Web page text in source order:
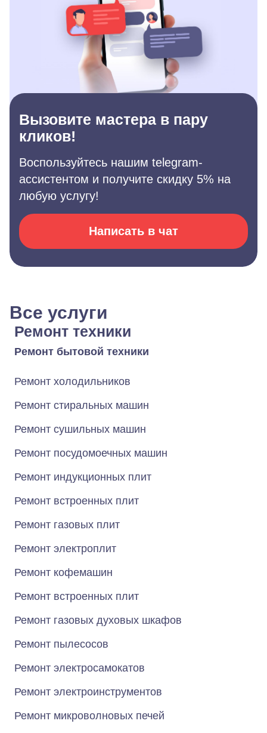
Вызовите мастера в пару
кликов!
Воспользуйтесь нашим telegram-
ассистентом и получите скидку 5% на
любую услугу!
Написать в чат
Все услуги
Ремонт техники
Ремонт бытовой техники
Ремонт холодильников
Ремонт стиральных машин
Ремонт сушильных машин
Ремонт посудомоечных машин
Ремонт индукционных плит
Ремонт встроенных плит
Ремонт газовых плит
Ремонт электроплит
Ремонт кофемашин
Ремонт встроенных плит
Ремонт газовых духовых шкафов
Ремонт пылесосов
Ремонт электросамокатов
Ремонт электроинструментов
Ремонт микроволновых печей